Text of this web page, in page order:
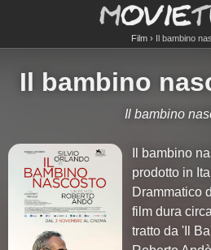
Film Il bambino
Il bambino
Il bambino
Il bambino
prodotto in
Drammatico
film dura circa
tratto da 'Il